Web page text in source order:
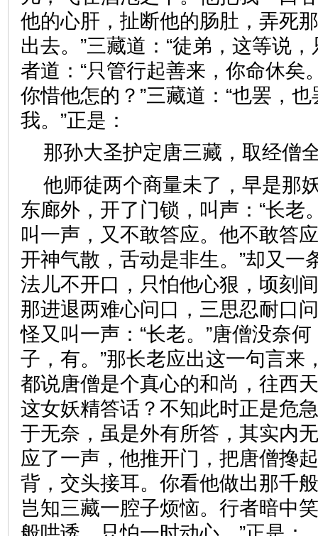
他的心肝，扯断他的肠肚，弄死
出去。”三藏道：“徒弟，这等说
者道：“只管行起善来，你命休矣
你惜他怎的？”三藏道：“也罢，
我。”正是：
那孙大圣护定唐三藏，取经
他师徒两个商量未了，早是那
东廊外，开了门锁，叫声：“长老
叫一声，又不敢答应。他不敢答
开神气散，舌动是非生。”却又一
法儿不开口，只怕他心狠，顷刻
那进退两难心问口，三思忍耐口
怪又叫一声：“长老。”唐僧没奈
子，有。”那长老应出这一句言来
都说唐僧是个真心的和尚，往西
这女妖精答话？不知此时正是危
于无奈，虽是外有所答，其实内
应了一声，他推开门，把唐僧搀
背，交头接耳。你看他做出那千
岂知三藏一腔子烦恼。行者暗中